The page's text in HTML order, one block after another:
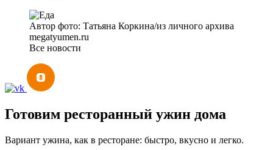
Автор фото: Татьяна Коркина/из личного архива
megatyumen.ru
Все новости
Готовим ресторанный ужин дома
Вариант ужина, как в ресторане: быстро, вкусно и легко.